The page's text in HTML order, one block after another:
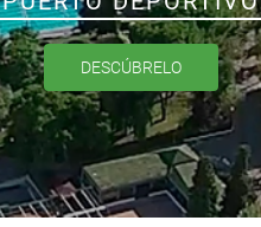
DESCÚBRELO